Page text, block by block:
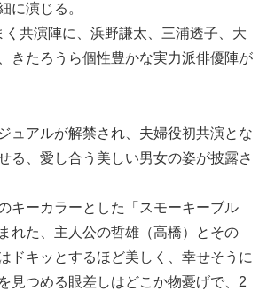
に演じる。
く共演陣に、浜野謙太、三浦透子、大
きたろうら個性豊かな実力派俳優陣が
ュアルが解禁され、夫婦役初共演とな
る、愛し合う美しい男女の姿が披露さ
キーカラーとした「スモーキーブル
れた、主人公の哲雄（高橋）とその
ドキッとするほど美しく、幸せそうに
見つめる眼差しはどこか物憂げで、2